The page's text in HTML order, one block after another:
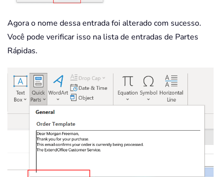
Agora o nome dessa entrada foi alterado com sucesso.
Você pode verificar isso na lista de entradas de Partes
Rápidas.